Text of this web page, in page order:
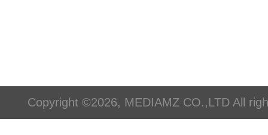
Copyright ©2026, MEDIAMZ CO.,LTD All